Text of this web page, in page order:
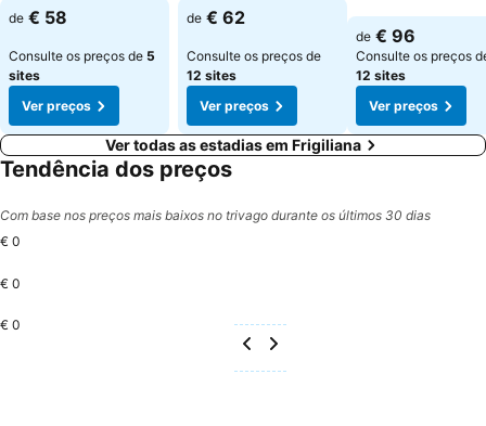
Ver preços
de € 58
Consulte os preços de 5
sites
Ver preços
Ver preços
de € 62
Consulte os preços de
12 sites
Ver preços
Ver preços
de € 96
Consulte os preços
12 sites
Ver preços
Ver todas as estadias em Frigiliana
Tendência dos preços
Com base nos preços mais baixos no trivago durante os últimos 30 dias
€ 0
€ 0
€ 0